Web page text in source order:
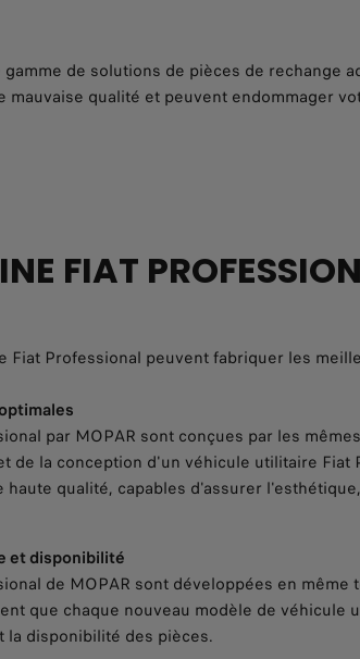
de solutions de pièces de rechange
mauvaise qualité et peuvent endommager
FIAT
Fiat Professional peuvent fabriquer les
par MOPAR sont conçues par les
de la conception d'un véhicule utilitaire
haute qualité, capables d'assurer
et disponibilité
de MOPAR sont développées en
que chaque nouveau modèle de
disponibilité des pièces.